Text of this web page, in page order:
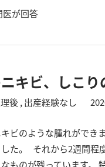
医が回答
キビ、しこり
後 , 出産経験なし
ビのような腫れができ
た。 それから2週間程
ものが残っています。